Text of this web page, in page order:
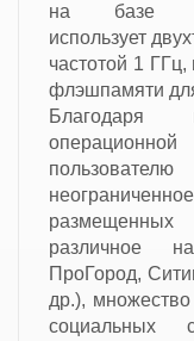
на базе
использует
частотой 1
флэшпамяти
Благодаря
различное
ПроГород,
др.),
социальных